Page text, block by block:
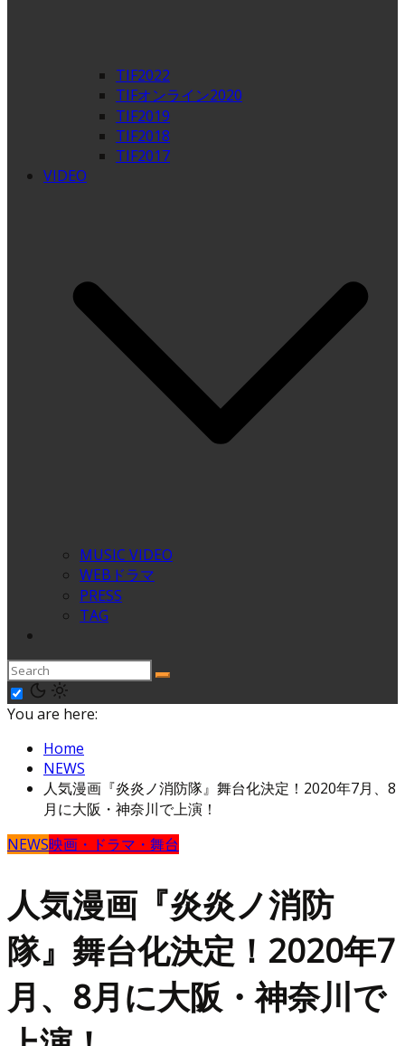
TIF2022
TIFオンライン2020
TIF2019
TIF2018
TIF2017
VIDEO
MUSIC VIDEO
WEBドラマ
PRESS
TAG
You are here:
Home
NEWS
人気漫画『炎炎ノ消防隊』舞台化決定！2020年7月、8
月に大阪・神奈川で上演！
NEWS映画・ドラマ・舞台
人気漫画『炎炎ノ消防
隊』舞台化決定！2020年7
月、8月に大阪・神奈川で